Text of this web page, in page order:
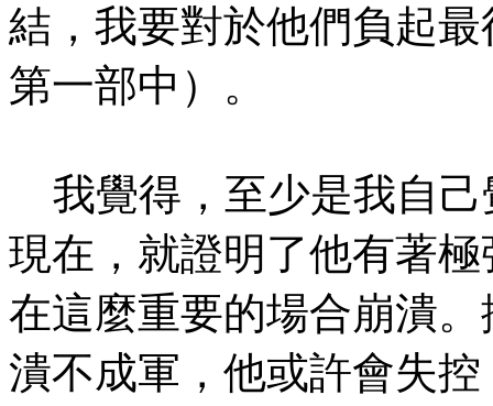
結，我要對於他們負起
第一部中）。
我覺得，至少是我自己
現在，就證明了他有著
在這麼重要的場合崩潰
潰不成軍，他或許會失